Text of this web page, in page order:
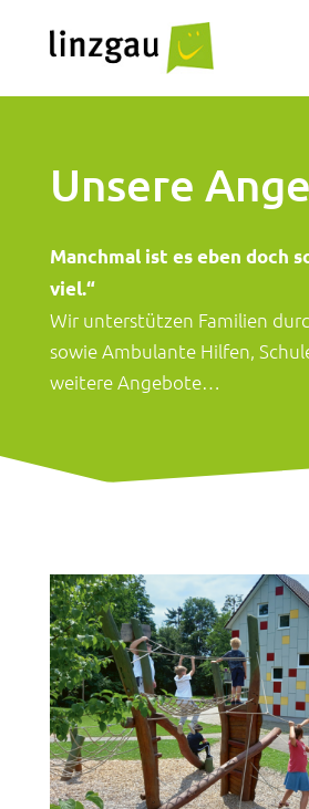
Unsere
Manchmal ist es eben doch
viel.“
Wir unterstützen Familien
sowie Ambulante Hilfen,
weitere Angebote…